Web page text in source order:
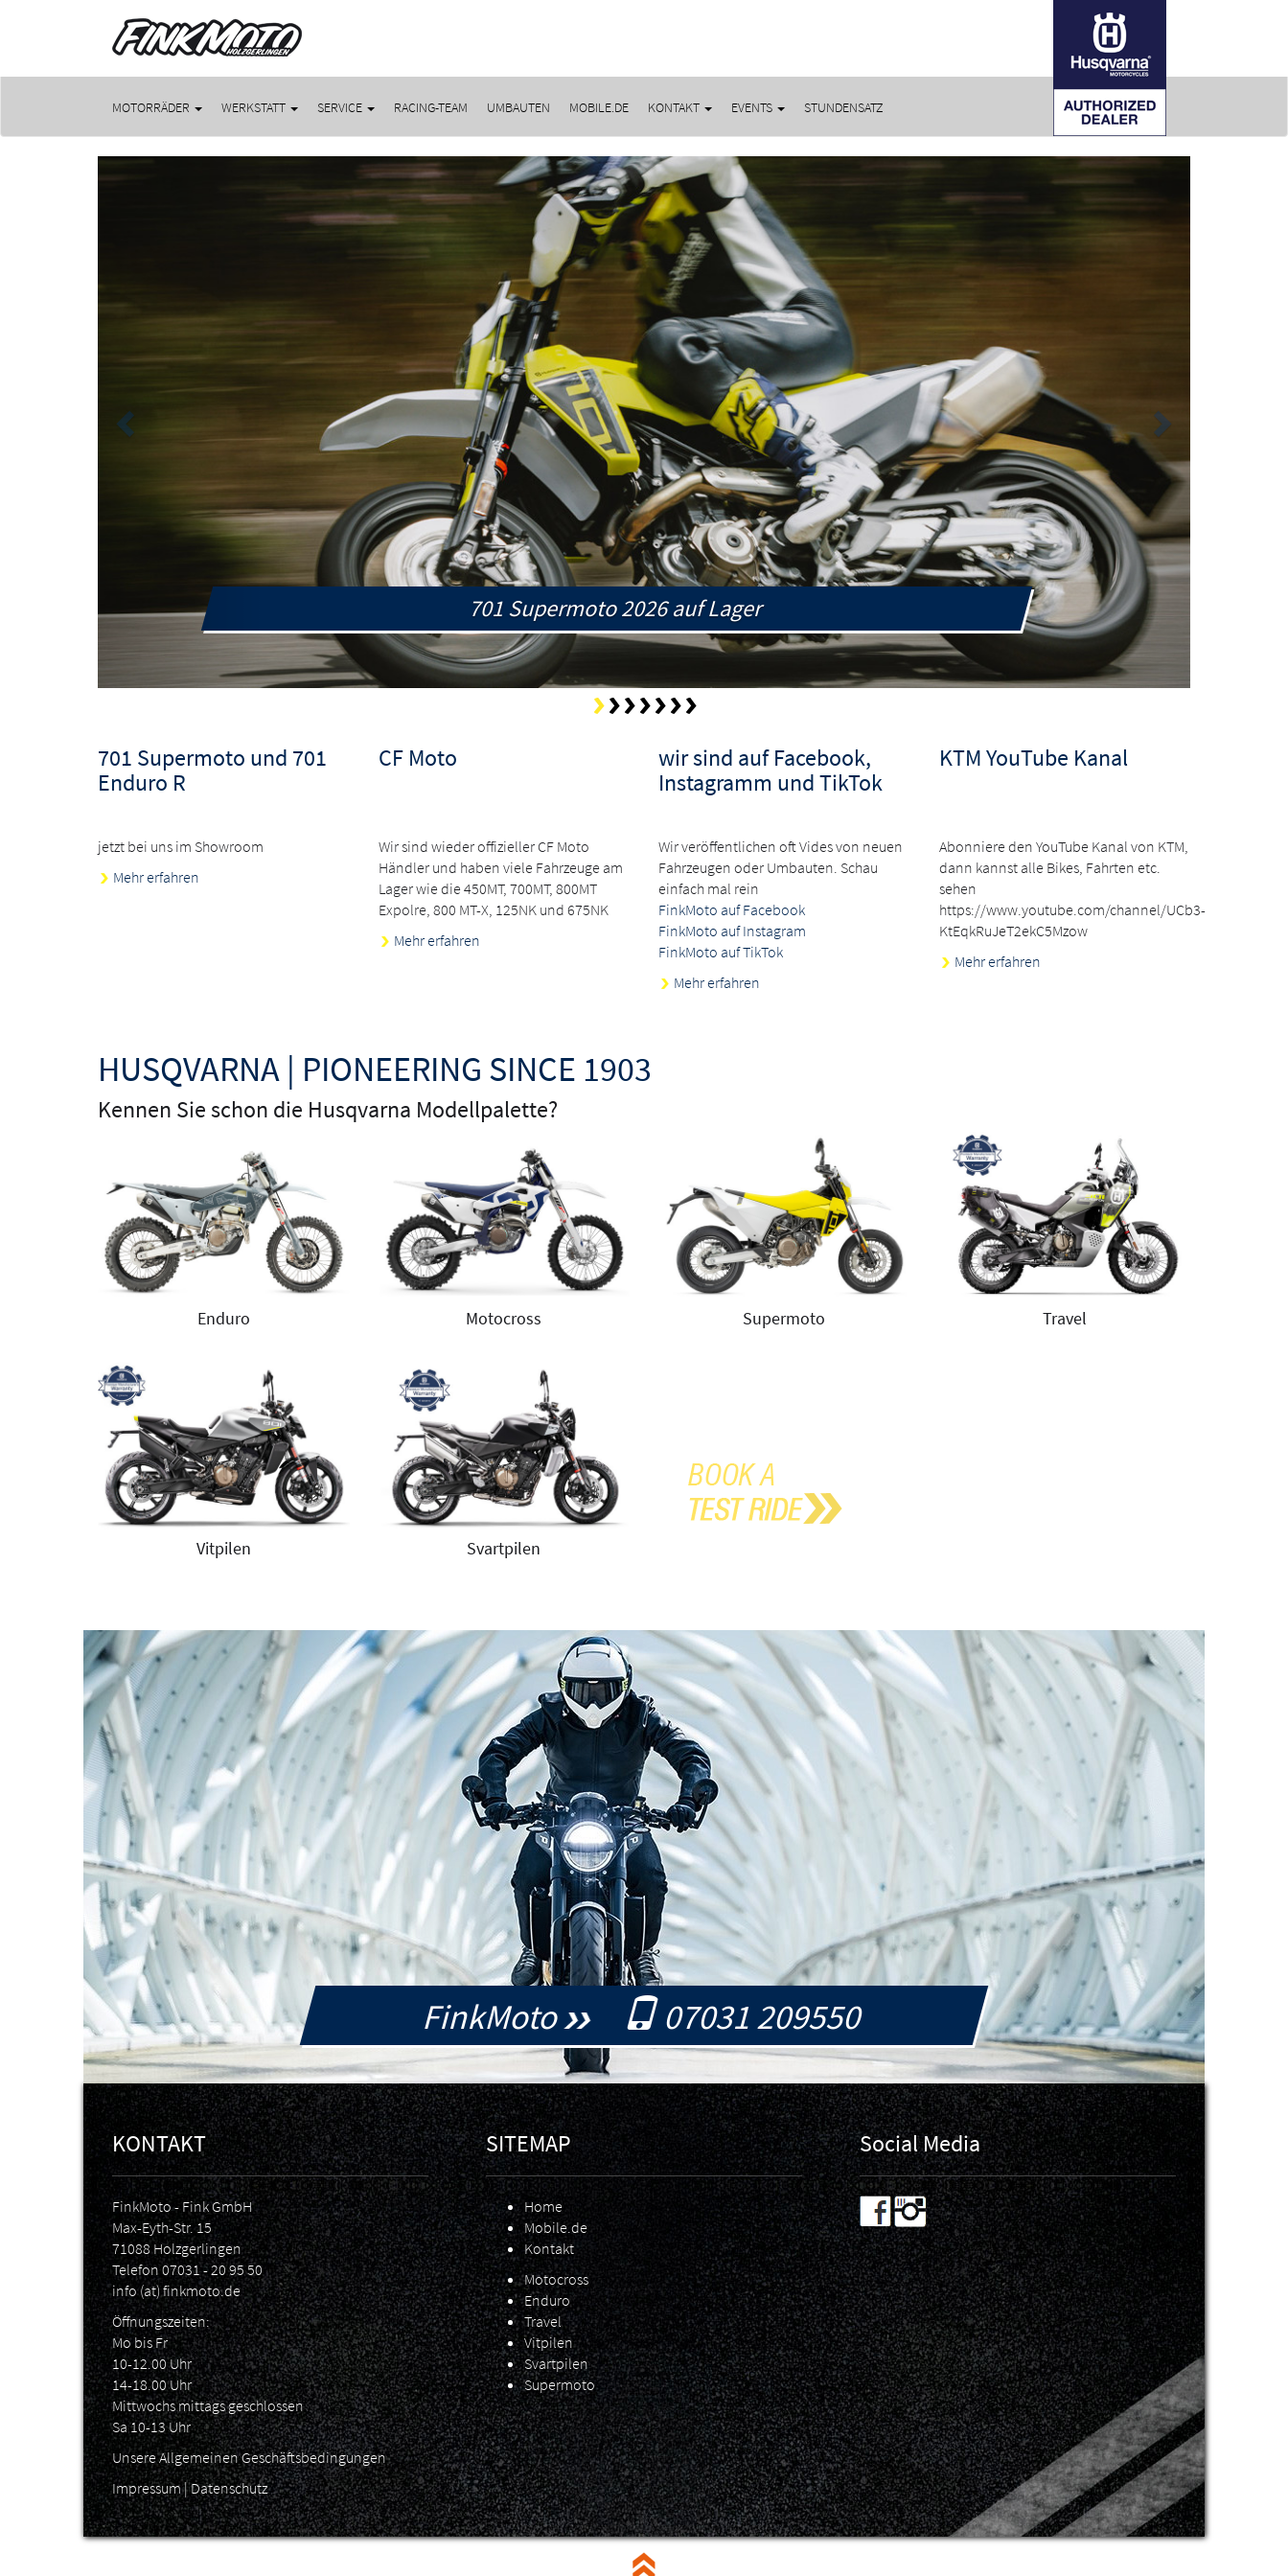
MOTORRÄDER WERKSTATT SERVICE RACING-TEAM UMBAUTEN MOBILE.DE KONTAKT EVENTS STUNDENSATZ
701 Enduro R jetzt bei uns
Next
701 Supermoto und 701
Enduro R
jetzt bei uns im Showroom
Mehr erfahren
CF Moto
Wir sind wieder offizieller CF Moto
Händler und haben viele Fahrzeuge am
Lager wie die 450MT, 700MT, 800MT
Expolre, 800 MT-X, 125NK und 675NK
Mehr erfahren
wir sind auf Facebook,
Instagramm und TikTok
Wir veröffentlichen oft Vides von neuen
Fahrzeugen oder Umbauten. Schau
einfach mal rein
FinkMoto auf Facebook
FinkMoto auf Instagram
FinkMoto auf TikTok
Mehr erfahren
KTM YouTube Kanal
Abonniere den YouTube Kanal von KTM,
dann kannst alle Bikes, Fahrten etc.
sehen
https://www.youtube.com/channel/UCb3-
KtEqkRuJeT2ekC5Mzow
Mehr erfahren
HUSQVARNA | PIONEERING SINCE 1903
Kennen Sie schon die Husqvarna Modellpalette?
Enduro Motocross Supermoto Travel
Vitpilen Svartpilen
FinkMoto 07031 209550
KONTAKT
FinkMoto - Fink GmbH
Max-Eyth-Str. 15
71088 Holzgerlingen
Telefon07031 - 20 95 50
info (at) finkmoto.de
Öffnungszeiten:
Mo bis Fr
10-12.00 Uhr
14-18.00 Uhr
Mittwochs mittags geschlossen
Sa 10-13 Uhr
Unsere Allgemeinen Geschäftsbedingungen
Impressum|Datenschutz
SITEMAP
Home
Mobile.de
Kontakt
Motocross
Enduro
Travel
Vitpilen
Svartpilen
Supermoto
Social Media